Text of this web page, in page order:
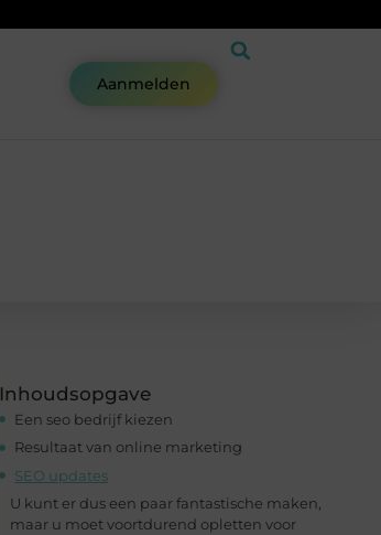
Aanmelden
Inhoudsopgave
Een seo bedrijf kiezen
Resultaat van online marketing
SEO updates
U kunt er dus een paar fantastische maken,
maar u moet voortdurend opletten voor